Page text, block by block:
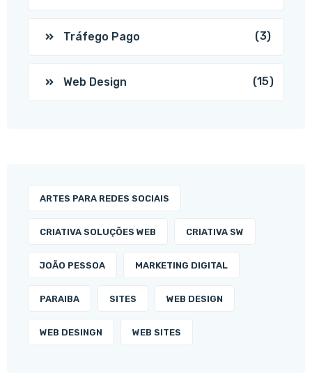
Tráfego Pago (3)
Web Design (15)
ARTES PARA REDES SOCIAIS
CRIATIVA SOLUÇÕES WEB CRIATIVA SW
JOÃO PESSOA MARKETING DIGITAL
PARAIBA SITES WEB DESIGN
WEB DESINGN WEB SITES